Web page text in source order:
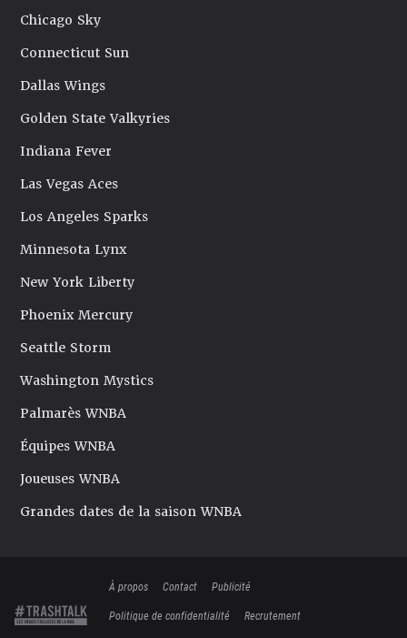
Chicago Sky
Connecticut Sun
Dallas Wings
Golden State Valkyries
Indiana Fever
Las Vegas Aces
Los Angeles Sparks
Minnesota Lynx
New York Liberty
Phoenix Mercury
Seattle Storm
Washington Mystics
Palmarès WNBA
Équipes WNBA
Joueuses WNBA
Grandes dates de la saison WNBA
À propos Contact
Publicité
Politique de confidentialité
Recrutement